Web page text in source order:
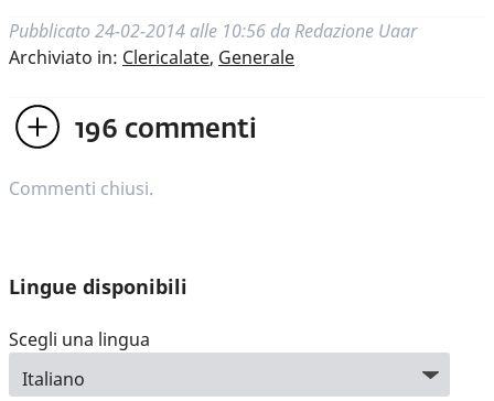
Pubblicato 24-02-2014 alle 10:56 da Redazione Uaar
Archiviato in: Clericalate, Generale
196 commenti
Commenti chiusi.
Lingue disponibili
Scegli una lingua